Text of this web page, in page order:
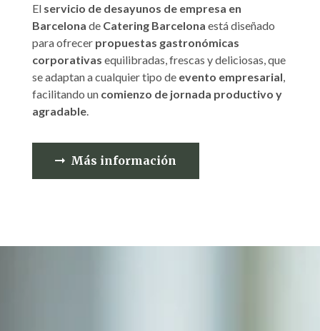
El servicio de desayunos de empresa en
Barcelona de Catering Barcelona está diseñado
para ofrecer propuestas gastronómicas
corporativas equilibradas, frescas y deliciosas, que
se adaptan a cualquier tipo de evento empresarial,
facilitando un comienzo de jornada productivo y
agradable.
Más información